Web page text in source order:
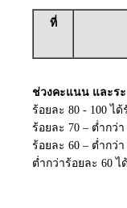
ที่
ช่วงคะแนน และร
ร้อยละ 80 - 100 ไ
ร้อยละ 70 – ต่ำกว่
ร้อยละ 60 – ต่ำกว่
ต่ำกว่าร้อยละ 60